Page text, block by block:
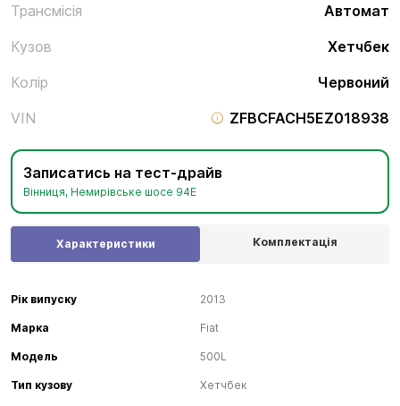
Трансмісія
Автомат
Кузов
Хетчбек
Колір
Червоний
VIN
ZFBCFACH5EZ018938
Записатись на тест-драйв
Вінниця, Немирівське шосе 94Е
Характеристики Комплектація
Рік випуску 2013
Марка Fiat
Модель 500L
Тип кузову Хетчбек